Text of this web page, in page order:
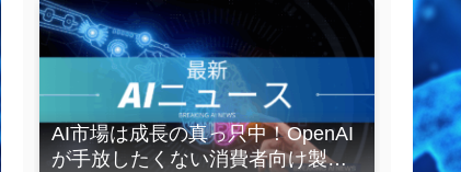
AI市場は成長の真っ只中！OpenAI
が手放したくない消費者向け製品